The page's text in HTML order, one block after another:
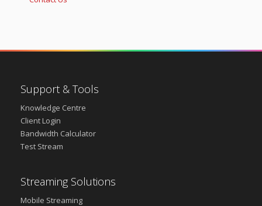
Support & Tools
Knowledge Centre
Client Login
Bandwidth Calculator
Test Stream
Streaming Solutions
Mobile Streaming